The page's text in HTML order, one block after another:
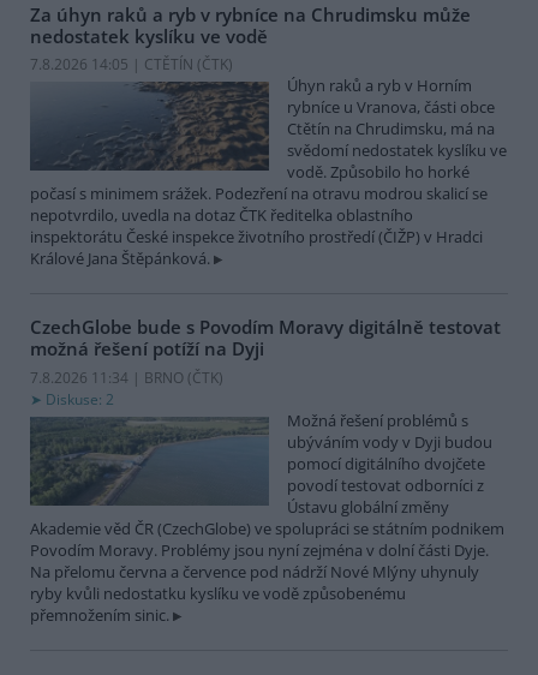
Za úhyn raků a ryb v rybníce na Chrudimsku může
nedostatek kyslíku ve vodě
7.8.2026 14:05 | CTĚTÍN (ČTK)
Úhyn raků a ryb v Horním
rybníce u Vranova, části obce
Ctětín na Chrudimsku, má na
svědomí nedostatek kyslíku ve
vodě. Způsobilo ho horké
počasí s minimem srážek. Podezření na otravu modrou skalicí se
nepotvrdilo, uvedla na dotaz ČTK ředitelka oblastního
inspektorátu České inspekce životního prostředí (ČIŽP) v Hradci
Králové Jana Štěpánková.
CzechGlobe bude s Povodím Moravy digitálně testovat
možná řešení potíží na Dyji
7.8.2026 11:34 | BRNO (ČTK)
Diskuse: 2
Možná řešení problémů s
ubýváním vody v Dyji budou
pomocí digitálního dvojčete
povodí testovat odborníci z
Ústavu globální změny
Akademie věd ČR (CzechGlobe) ve spolupráci se státním podnikem
Povodím Moravy. Problémy jsou nyní zejména v dolní části Dyje.
Na přelomu června a července pod nádrží Nové Mlýny uhynuly
ryby kvůli nedostatku kyslíku ve vodě způsobenému
přemnožením sinic.